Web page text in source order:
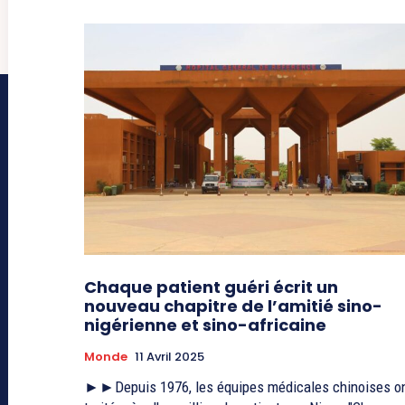
Chaque patient guéri écrit un
nouveau chapitre de l’amitié sino-
nigérienne et sino-africaine
Monde 11 Avril 2025
►►Depuis 1976, les équipes médicales chinoises